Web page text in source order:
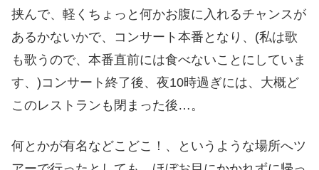
挟んで、軽くちょっと何かお腹に入れるチャンスが
あるかないかで、コンサート本番となり、(私は歌
も歌うので、本番直前には食べないことにしていま
す、)コンサート終了後、夜10時過ぎには、大概ど
このレストランも閉まった後…。
何とかが有名などこどこ！、というような場所へツ